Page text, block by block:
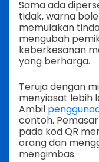
Sama ada
tidak, warna
memulakan
mengubah
keberkesanan
yang berharga.
Teruja dengan
menyiasat lebih
Ambil
contoh.
pada kod QR
orang dan
mengimbas.